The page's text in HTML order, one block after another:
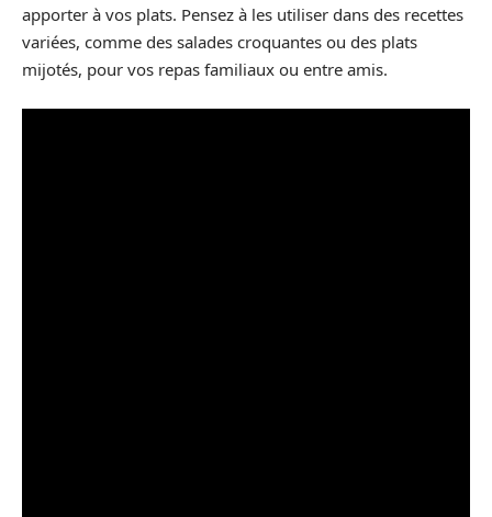
apporter à vos plats. Pensez à les utiliser dans des recettes
variées, comme des salades croquantes ou des plats
mijotés, pour vos repas familiaux ou entre amis.